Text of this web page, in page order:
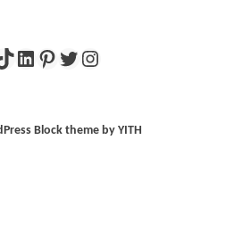
LinkedIn
Pinterest
X Instagram
Block theme by YITH